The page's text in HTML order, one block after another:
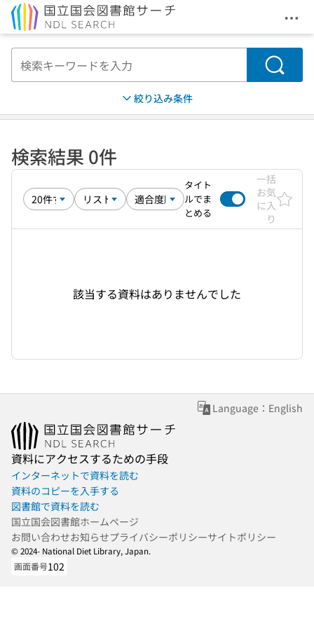
メ
検索
絞り込み条件
検索結果 0件
タイト
ルでま
とめる
一括
お気
に入
り
該当する資料はありませんでした
Language：English
資料にアクセスするための手段
インターネットで資料を読む
資料のコピーを入手する
図書館で資料を読む
国立国会図書館ホームページ
お問い合わせお知らせプライバシーポリシーサイトポリシー
© 2024- National Diet Library, Japan.
画面番号102